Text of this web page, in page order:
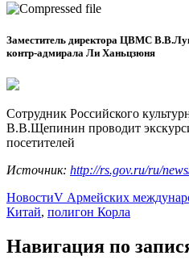
Заместитель директора ЦВМС
контр-адмирала Ли Ханьцзюня
Сотрудник Российского
В.В.Щепинин проводит
посетителей
Источник: http://rs.gov.ru/ru/
НовостиV Армейских
Китай, полигон Корла
Навигация по